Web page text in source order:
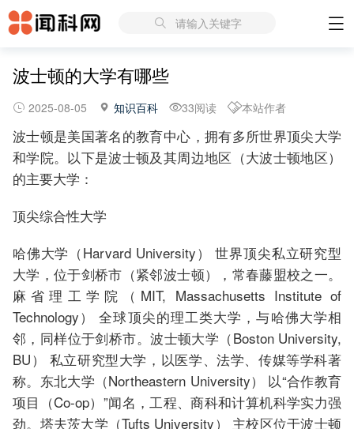
请输入关键字
波士顿的大学有哪些
2025-08-05 知识百科 33阅读 本站作者
波士顿是美国著名的教育中心，拥有多所世界顶尖大学
和学院。以下是波士顿及其周边地区（大波士顿地区）
的主要大学：
顶尖综合性大学
哈佛大学（Harvard University） 世界顶尖私立研究型
大学，位于剑桥市（紧邻波士顿），常春藤盟校之一。
麻省理工学院（MIT, Massachusetts Institute of
Technology） 全球顶尖的理工类大学，与哈佛大学相
邻，同样位于剑桥市。波士顿大学（Boston University,
BU） 私立研究型大学，以医学、法学、传媒等学科著
称。东北大学（Northeastern University） 以“合作教育
项目（Co-op）”闻名，工程、商科和计算机科学实力强
劲。塔夫茨大学（Tufts University） 主校区位于波士顿